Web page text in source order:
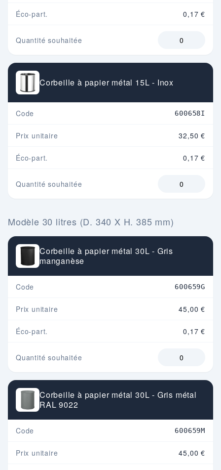
Éco-part. 0,17 €
Quantité souhaitée
Corbeille à papier métal 15L - Inox
Code 600658I
Prix unitaire 32,50 €
Éco-part. 0,17 €
Quantité souhaitée
Modèle 30 litres (D. 340 X H. 385 mm)
Corbeille à papier métal 30L - Gris
manganèse
Code 600659G
Prix unitaire 45,00 €
Éco-part. 0,17 €
Quantité souhaitée
Corbeille à papier métal 30L - Gris métal
RAL 9022
Code 600659M
Prix unitaire 45,00 €